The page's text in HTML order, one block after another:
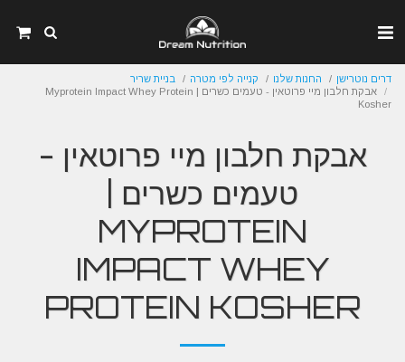
דרים נוטרישן החנות שלנו קנייה לפי מטרה
בניית שריר
אבקת חלבון מיי פרוטאין - טעמים כשרים | Myprotein Impact Whey Protein
Kosher
אבקת חלבון מיי פרוטאין -
טעמים כשרים |
MYPROTEIN
IMPACT WHEY
PROTEIN KOSHER